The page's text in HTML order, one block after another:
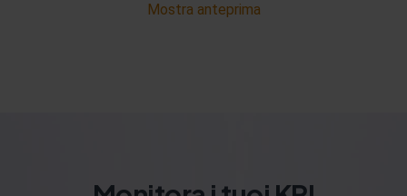
Mostra anteprima